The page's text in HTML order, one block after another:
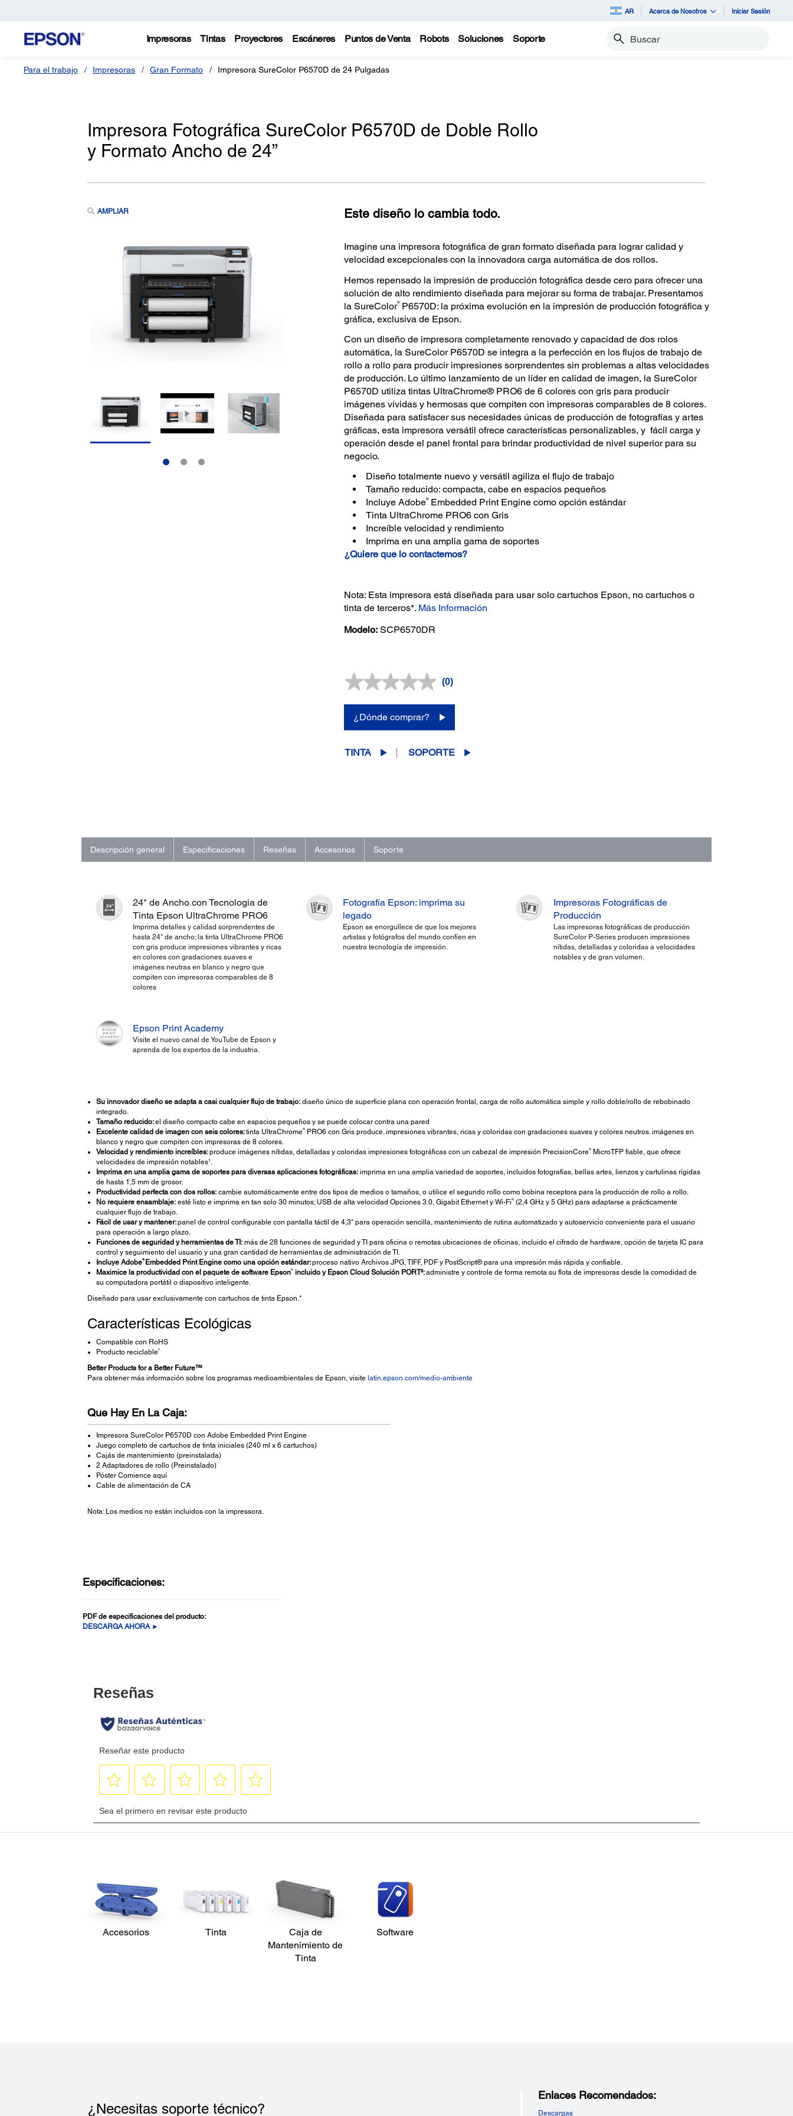
AR Acerca de Nosotros Iniciar Sesión
Impresoras Tintas Proyectores Escáneres Puntos de Venta Robots Soluciones Soporte Buscar
Para el trabajo Impresoras Gran Formato Impresora SureColor P6570D de 24 Pulgadas
Impresora Fotográfica SureColor P6570D de Doble Rollo
y Formato Ancho de 24”
AMPLIAR Este diseño lo cambia todo.
Imagine una impresora fotográfica de gran formato diseñada para lograr calidad y
velocidad excepcionales con la innovadora carga automática de dos rollos.
Hemos repensado la impresión de producción fotográfica desde cero para ofrecer una
solución de alto rendimiento diseñada para mejorar su forma de trabajar. Presentamos
la SureColor®P6570D: la próxima evolución en la impresión de producción fotográfica y
gráfica, exclusiva de Epson.
Con un diseño de impresora completamente renovado y capacidad de dos rolos
automática, la SureColor P6570D se integra a la perfección en los flujos de trabajo de
rollo a rollo para producir impresiones sorprendentes sin problemas a altas velocidades
de producción. Lo último lanzamiento de un líder en calidad de imagen, la SureColor
P6570D utiliza tintas UltraChrome® PRO6 de 6 colores con gris para producir
imágenes vívidas y hermosas que compiten con impresoras comparables de 8 colores.
Diseñada para satisfacer sus necesidades únicas de producción de fotografías y artes
gráficas, esta impresora versátil ofrece características personalizables, y fácil carga y
operación desde el panel frontal para brindar productividad de nivel superior para su
negocio.
Diseño totalmente nuevo y versátil agiliza el flujo de trabajo
Tamaño reducido: compacta, cabe en espacios pequeños
Incluye Adobe®Embedded Print Engine como opción estándar
Tinta UltraChrome PRO6 con Gris
Increíble velocidad y rendimiento
Imprima en una amplia gama de soportes
¿Quiere que lo contactemos?
Nota: Esta impresora está diseñada para usar solo cartuchos Epson, no cartuchos o
tinta de terceros*. Más Información
Modelo: SCP6570DR
Sin
Enlace
en
misma
(0)
¿Dónde comprar?
TINTA SOPORTE
Descripción general Especificaciones Reseñas Accesorios Soporte
24" de Ancho con Tecnologia de
Tinta Epson UltraChrome PRO6
Imprima detalles y calidad sorprendentes de
hasta 24" de ancho; la tinta UltraChrome PRO6
con gris produce impresiones vibrantes y ricas
en colores con gradaciones suaves e
imágenes neutras en blanco y negro que
compiten con impresoras comparables de 8
colores
Fotografía Epson: imprima su
legado
Epson se enorgullece de que los mejores
artistas y fotógrafos del mundo confíen en
nuestra tecnología de impresión.
Impresoras Fotográficas de
Producción
Las impresoras fotográficas de producción
SureColor P-Series producen impresiones
nítidas, detalladas y coloridas a velocidades
notables y de gran volumen.
Epson Print Academy
Visite el nuevo canal de YouTube de Epson y
aprenda de los expertos de la industria.
Su innovador diseño se adapta a casi cualquier flujo de trabajo:diseño único de superficie plana con operación frontal, carga de rollo automática simple y rollo doble/rollo de rebobinado
integrado.
Tamaño reducido:el diseño compacto cabe en espacios pequeños y se puede colocar contra una pared
Excelente calidad de imagen con seis colores:tinta UltraChrome®PRO6 con Gris produce. impresiones vibrantes, ricas y coloridas con gradaciones suaves y colores neutros. imágenes en
blanco y negro que compiten con impresoras de 8 colores.
Velocidad y rendimiento increíbles:produce imágenes nítidas, detalladas y coloridas impresiones fotográficas con un cabezal de impresión PrecisionCore®MicroTFP fiable, que ofrece
velocidades de impresión notables¹.
Imprima en una amplia gama de soportes para diversas aplicaciones fotográficas:imprima en una amplia variedad de soportes, incluidos fotografías, bellas artes, lienzos y cartulinas rígidas
de hasta 1,5 mm de grosor.
Productividad perfecta con dos rollos:cambie automáticamente entre dos tipos de medios o tamaños, o utilice el segundo rollo como bobina receptora para la producción de rollo a rollo.
No requiere ensamblaje:esté listo e imprima en tan solo 30 minutos; USB de alta velocidad Opciones 3.0, Gigabit Ethernet y Wi-Fi ®(2,4 GHz y 5 GHz) para adaptarse a prácticamente
cualquier flujo de trabajo.
Fácil de usar y mantener:panel de control configurable con pantalla táctil de 4,3" para operación sencilla, mantenimiento de rutina automatizado y autoservicio conveniente para el usuario
para operación a largo plazo.
Funciones de seguridad y herramientas de TI:más de 28 funciones de seguridad y TI para oficina o remotas ubicaciones de oficinas, incluido el cifrado de hardware, opción de tarjeta IC para
control y seguimiento del usuario y una gran cantidad de herramientas de administración de TI.
Incluye Adobe® Embedded Print Engine como una opción estándar:proceso nativo Archivos JPG, TIFF, PDF y PostScript® para una impresión más rápida y confiable.
Maximice la productividad con el paquete de software Epson®incluido y Epson Cloud Solución PORT²:administre y controle de forma remota su flota de impresoras desde la comodidad de
su computadora portátil o dispositivo inteligente.
Diseñado para usar exclusivamente con cartuchos de tinta Epson.*
Características Ecológicas
Compatible con RoHS
Producto reciclable2
Better Products for a Better Future™
Para obtener más información sobre los programas medioambientales de Epson, visite latin.epson.com/medio-ambiente
Que Hay En La Caja:
Impresora SureColor P6570D con Adobe Embedded Print Engine
Juego completo de cartuchos de tinta iniciales (240 ml x 6 cartuchos)
Cajás de mantenimiento (preinstalada)
2 Adaptadores de rollo (Preinstalado)
Póster Comience aquí
Cable de alimentación de CA
Nota: Los medios no están incluidos con la impressora.
Especificaciones:
PDF de especificaciones del producto:
DESCARGA AHORA ►
Accesorios Tinta
Caja de
Mantenimiento de
Tinta
Software
¿Necesitas soporte técnico?
Enlaces Recomendados:
Descargas